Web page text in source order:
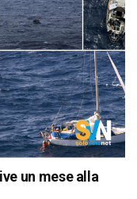
un mese alla